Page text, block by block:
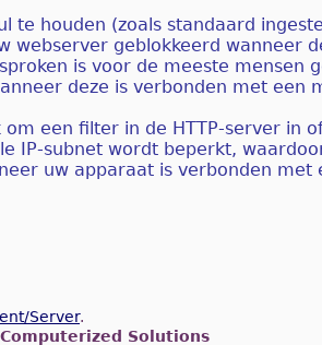
te houden (zoals standaard
webserver geblokkeerd wanneer
is voor de meeste mensen
deze is verbonden met een
een ​​filter in de HTTP-server in
IP-subnet wordt beperkt,
uw apparaat is verbonden met
Server.
Solutions